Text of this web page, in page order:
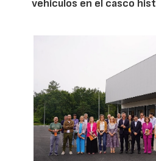
vehículos en el casco